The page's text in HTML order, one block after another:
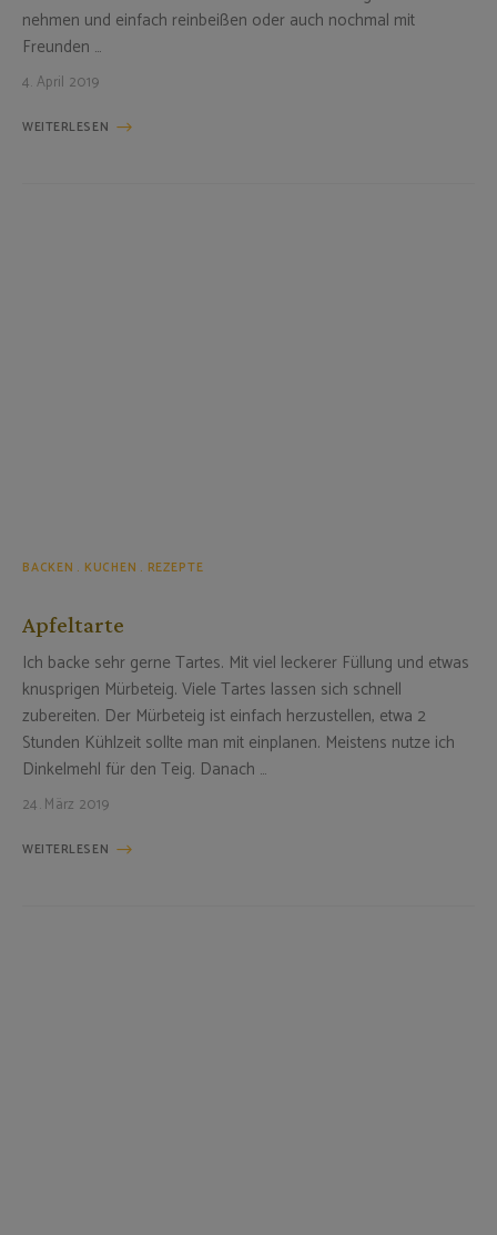
nehmen und einfach reinbeißen oder auch nochmal mit
Freunden …
4. April 2019
WEITERLESEN
BACKEN KUCHEN REZEPTE
Apfeltarte
Ich backe sehr gerne Tartes. Mit viel leckerer Füllung und etwas
knusprigen Mürbeteig. Viele Tartes lassen sich schnell
zubereiten. Der Mürbeteig ist einfach herzustellen, etwa 2
Stunden Kühlzeit sollte man mit einplanen. Meistens nutze ich
Dinkelmehl für den Teig. Danach …
24. März 2019
WEITERLESEN